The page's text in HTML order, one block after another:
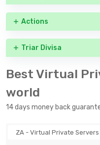
Actions
Triar Divisa
Best Virtual
world
14 days money back